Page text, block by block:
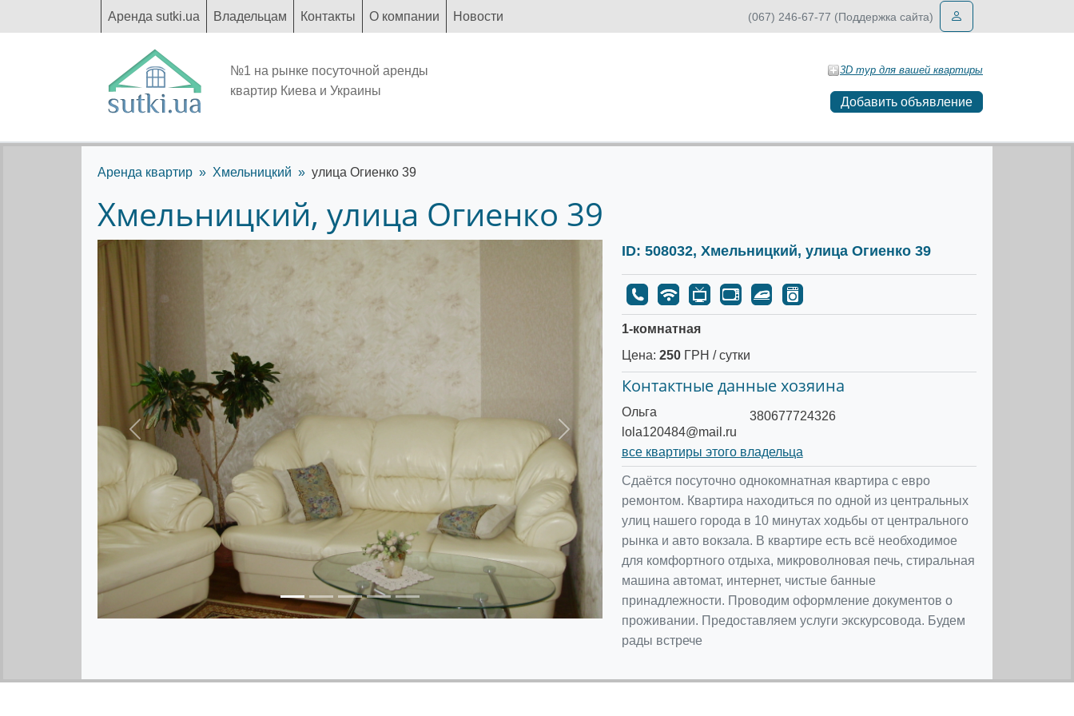
Аренда sutki.ua Владельцам Контакты О компании Новости (067) 246-67-77 (Поддержка сайта)
№1 на рынке посуточной аренды
квартир Киева и Украины
3D тур для вашей квартиры
Добавить объявление
Аренда квартир Хмельницкий улица Огиенко 39
Хмельницкий, улица Огиенко 39
Предыдущее Следующее
ID: 508032, Хмельницкий, улица Огиенко 39
1-комнатная
Цена: 250ГРН / сутки
Контактные данные хозяина
Ольга
lola120484@mail.ru
380677724326
все квартиры этого владельца
Сдаётся посуточно однокомнатная квартира с евро
ремонтом. Квартира находиться по одной из центральных
улиц нашего города в 10 минутах ходьбы от центрального
рынка и авто вокзала. В квартире есть всё необходимое
для комфортного отдыха, микроволновая печь, стиральная
машина автомат, интернет, чистые банные
принадлежности. Проводим оформление документов о
проживании. Предоставляем услуги экскурсовода. Будем
рады встрече